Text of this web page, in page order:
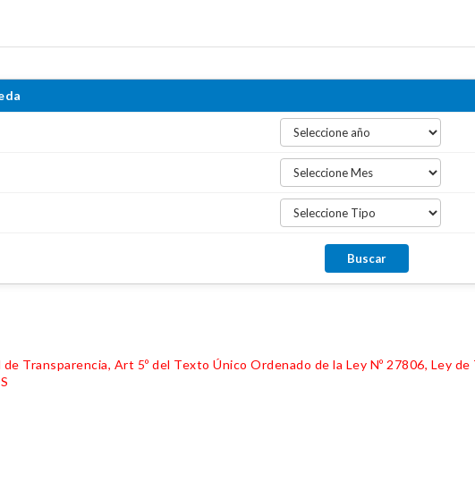
Transparencia, Art 5º del Texto Único Ordenado de la Ley Nº 27806, Ley